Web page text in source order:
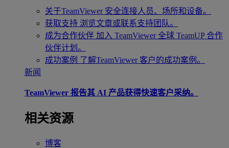
关于TeamViewer 安全连接人员、场所和设备。
获取支持 浏览文章或联系支持团队。
成为合作伙伴 加入 TeamViewer 全球 TeamUP 合作
伙伴计划。
成功案例 了解TeamViewer 客户的成功案例。
新闻
TeamViewer 报告其 AI 产品获得快速客户采纳。
相关资源
博客